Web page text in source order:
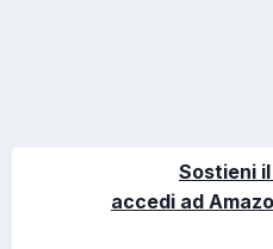
Sostieni
accedi ad